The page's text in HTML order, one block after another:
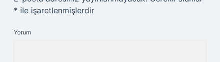
* ile işaretlenmişlerdir
Yorum